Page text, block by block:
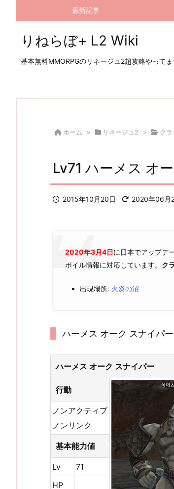
最新記事
りねらぼ+ L2 Wiki
基本無料MMORPGのリネージュ2超攻略やって
ホーム > リネージュ2 > クラ
Lv71 ハーメス オ
2015年10月20日 2020年06月
2020年3月4日に日本でアップデ
ポイル情報に対応しています。 ク
出現場所: 火炎の沼
ハーメス オーク スナイパー
ハーメス オーク スナイパー
行動
ノンアクティブ
ノンリンク
基本能力値
Lv
71
HP